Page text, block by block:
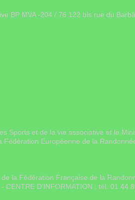
BP MVA -204 / 76 122 bis rue du
Sports et de la vie associative et le
Européenne de la
la Fédération Française de la
D'INFORMATION : tél. 01 44